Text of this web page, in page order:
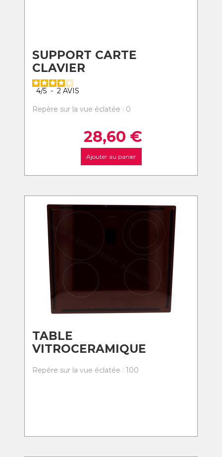
SUPPORT CARTE
CLAVIER
4/5 - 2 AVIS
Repère sur la vue éclatée : 0
28,60 €
Ajouter au panier
TABLE
VITROCERAMIQUE
Repère sur la vue éclatée : 100